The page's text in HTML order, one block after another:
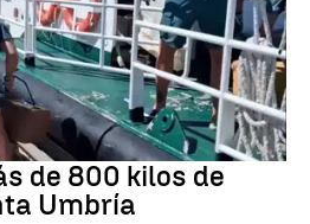
de 800 kilos de
Umbría